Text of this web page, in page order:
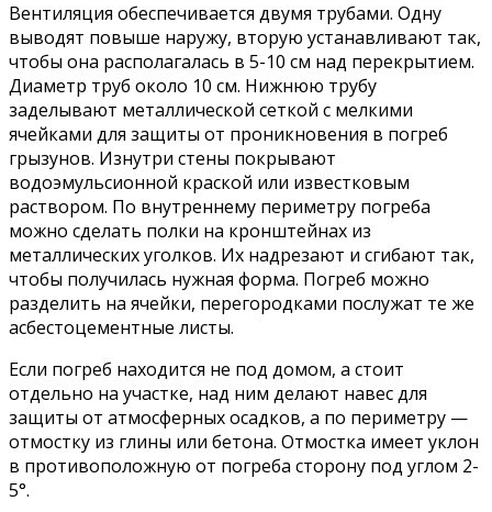
Вентиляция обеспечивается двумя трубами. Одну
выводят повыше наружу, вторую устанавливают так,
чтобы она располагалась в 5-10 см над перекрытием.
Диаметр труб около 10 см. Нижнюю трубу
заделывают металлической сеткой с мелкими
ячейками для защиты от проникновения в погреб
грызунов. Изнутри стены покрывают
водоэмульсионной краской или известковым
раствором. По внутреннему периметру погреба
можно сделать полки на кронштейнах из
металлических уголков. Их надрезают и сгибают так,
чтобы получилась нужная форма. Погреб можно
разделить на ячейки, перегородками послужат те же
асбестоцементные листы.
Если погреб находится не под домом, а стоит
отдельно на участке, над ним делают навес для
защиты от атмосферных осадков, а по периметру —
отмостку из глины или бетона. Отмостка имеет уклон
в противоположную от погреба сторону под углом 2-
5°.